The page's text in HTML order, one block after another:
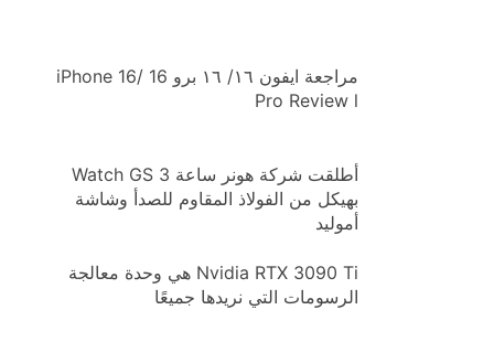
مراجعة ايفون ١٦/ ١٦ برو iPhone 16/ 16
Pro Review l
أطلقت شركة هونر ساعة Watch GS 3
بهيكل من الفولاذ المقاوم للصدأ وشاشة
أموليد
Nvidia RTX 3090 Ti هي وحدة معالجة
الرسومات التي نريدها جميعًا